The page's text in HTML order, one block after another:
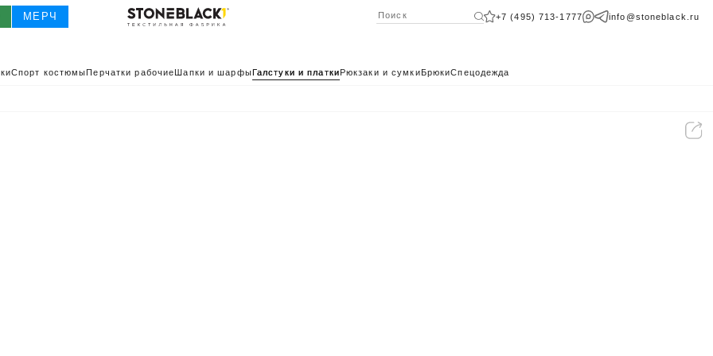
МЕРЧ +7 (495) 713-1777 info@stoneblack.ru
Спорт костюмыПерчатки рабочиеШапки и шарфыГалстуки и платкиРюкзаки и сумкиБрюкиСпецодежда